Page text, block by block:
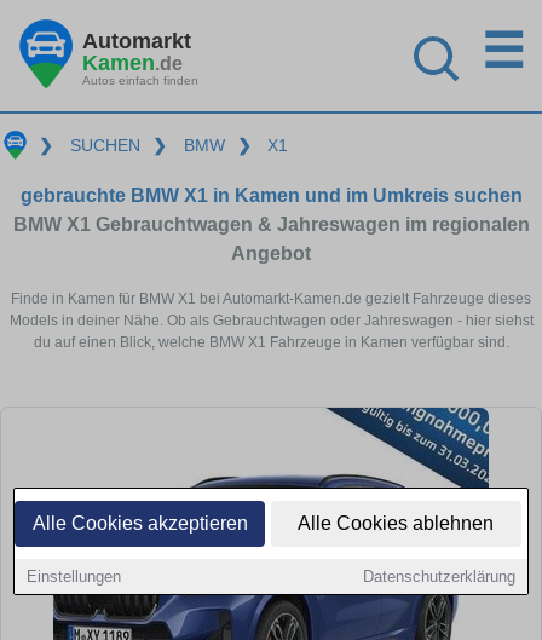
Alle Cookies akzeptieren Alle Cookies ablehnen
Einstellungen Datenschutzerklärung
Automarkt
Kamen.de
Autos einfach finden
☰
❯ SUCHEN ❯ BMW ❯ X1
gebrauchte BMW X1 in Kamen und im Umkreis suchen
BMW X1 Gebrauchtwagen & Jahreswagen im regionalen
Angebot
Finde in Kamen für BMW X1 bei Automarkt-Kamen.de gezielt Fahrzeuge dieses
Models in deiner Nähe. Ob als Gebrauchtwagen oder Jahreswagen - hier siehst
du auf einen Blick, welche BMW X1 Fahrzeuge in Kamen verfügbar sind.